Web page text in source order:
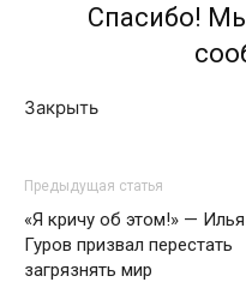
Спасибо!
Закрыть
Предыдущая статья
«Я кричу об этом!» — Илья
Гуров призвал перестать
загрязнять мир